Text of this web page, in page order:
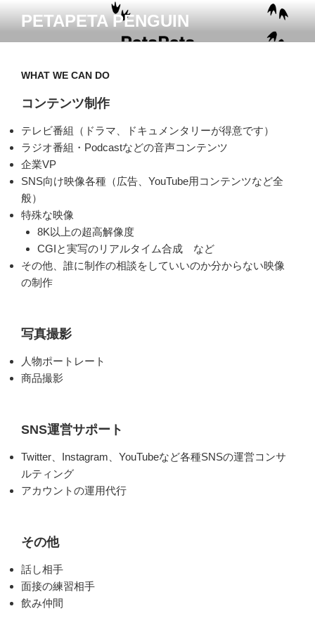
テ
PETAPETA PENGUIN
WHAT WE CAN DO
コンテンツ制作
テレビ番組（ドラマ、ドキュメンタリーが得意です）
ラジオ番組・Podcastなどの音声コンテンツ
企業VP
SNS向け映像各種（広告、YouTube用コンテンツなど全
般）
特殊な映像
8K以上の超高解像度
CGIと実写のリアルタイム合成 など
その他、誰に制作の相談をしていいのか分からない映像
の制作
写真撮影
人物ポートレート
商品撮影
SNS運営サポート
Twitter、Instagram、YouTubeなど各種SNSの運営コンサ
ルティング
アカウントの運用代行
その他
話し相手
面接の練習相手
飲み仲間